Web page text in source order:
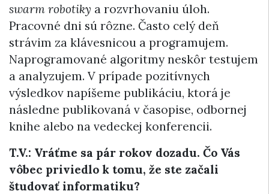
swarm robotiky a rozvrhovaniu úloh.
Pracovné dni sú rôzne. Často celý deň
strávim za klávesnicou a programujem.
Naprogramované algoritmy neskôr testujem
a analyzujem. V prípade pozitívnych
výsledkov napíšeme publikáciu, ktorá je
následne publikovaná v časopise, odbornej
knihe alebo na vedeckej konferencii.
T.V.: Vráťme sa pár rokov dozadu. Čo Vás
vôbec priviedlo k tomu, že ste začali
študovať informatiku?